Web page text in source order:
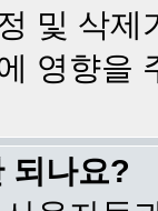
및 삭
영향을
되나요?